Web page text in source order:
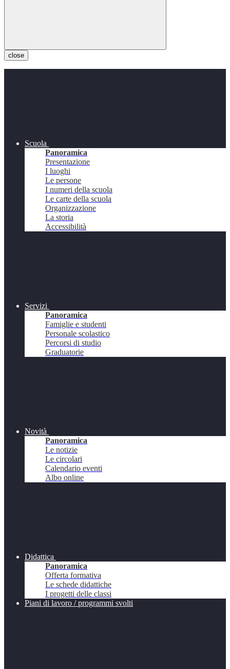
close
Scuola
Panoramica
Presentazione
I luoghi
Le persone
I numeri della scuola
Le carte della scuola
Organizzazione
La storia
Accessibilità
Servizi
Panoramica
Famiglie e studenti
Personale scolastico
Percorsi di studio
Graduatorie
Novità
Panoramica
Le notizie
Le circolari
Calendario eventi
Albo online
Didattica
Panoramica
Offerta formativa
Le schede didattiche
I progetti delle classi
Piani di lavoro / programmi svolti